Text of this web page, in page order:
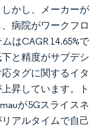
かし、メーカーが
病院がワークフロ
はCAGR 14.65%で
と精度がサブデシ
タグに関するイタ
昇しています。ト
が5Gスライスネ
アルタイムで自己